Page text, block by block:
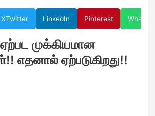
XTwitter LinkedIn Pinterest
ஏற்பட முக்கியமான
எதனால் ஏற்படுகிறது!!